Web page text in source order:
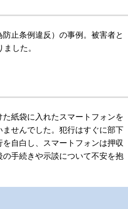
止条例違反）の事例。被害者と
した。
紙袋に入れたスマートフォンを
せんでした。犯行はすぐに部下
自白し、スマートフォンは押収
手続きや示談について不安を抱